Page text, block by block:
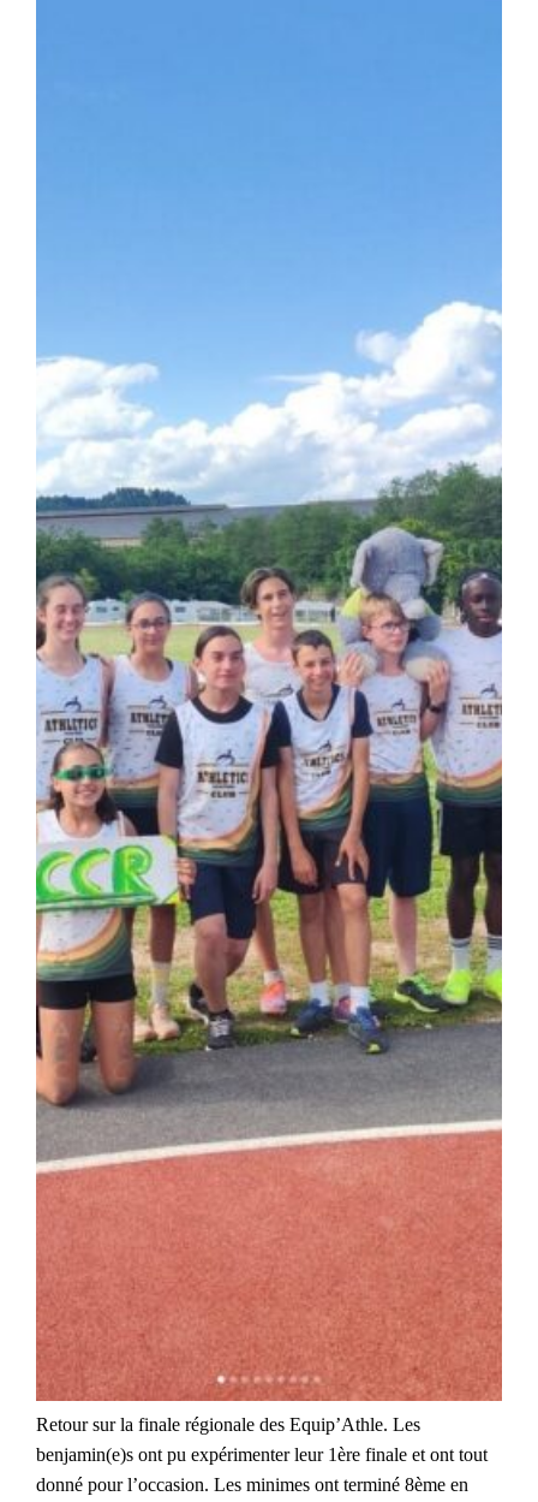
Retour sur la finale régionale des Equip’Athle. Les
benjamin(e)s ont pu expérimenter leur 1ère finale et ont tout
donné pour l’occasion. Les minimes ont terminé 8ème en